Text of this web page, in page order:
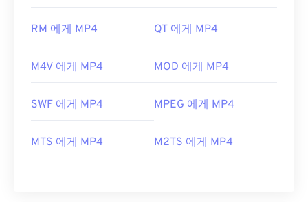
RM 에게 MP4 QT 에게 MP4
M4V 에게 MP4 MOD 에게 MP4
SWF 에게 MP4 MPEG 에게 MP4
MTS 에게 MP4 M2TS 에게 MP4